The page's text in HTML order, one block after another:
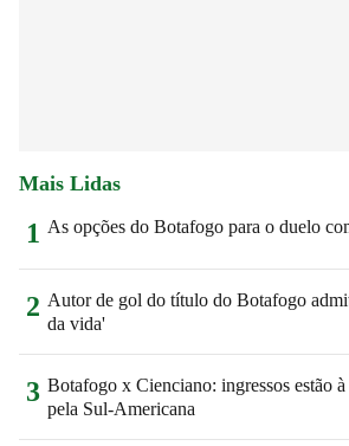
Mais Lidas
1 As opções do Botafogo para o duelo
2 Autor de gol do título do Botafogo
da vida'
3 Botafogo x Cienciano: ingressos estão
pela Sul-Americana